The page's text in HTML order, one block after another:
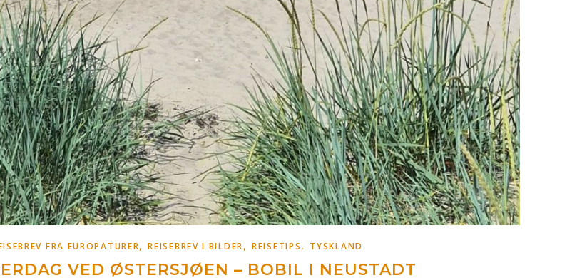
FRA EUROPATURER,REISEBREV I BILDER, REISETIPS, TYSKLAND
VED ØSTERSJØEN – BOBIL I NEUSTADT